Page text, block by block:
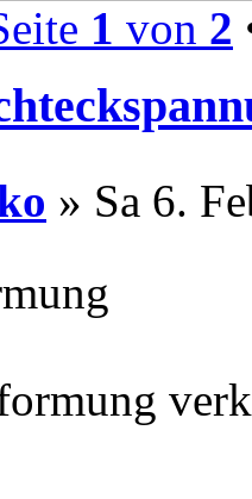
1 von 2
» Sa 6.